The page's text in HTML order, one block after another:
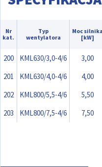
Nr
kat.
Typ
wentylatora
Moc silnika
[kW]
200 KML630/3,0-4/6 3,00
201
KML630/4,0-4/6 4,00
202
KML800/5,5-4/6 5,50
203
KML800/7,5-4/6 7,50